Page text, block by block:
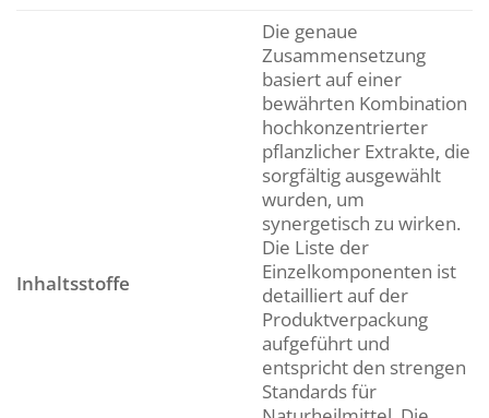
Inhaltsstoffe
Die genaue
Zusammensetzung
basiert auf einer
bewährten Kombination
hochkonzentrierter
pflanzlicher Extrakte, die
sorgfältig ausgewählt
wurden, um
synergetisch zu wirken.
Die Liste der
Einzelkomponenten ist
detailliert auf der
Produktverpackung
aufgeführt und
entspricht den strengen
Standards für